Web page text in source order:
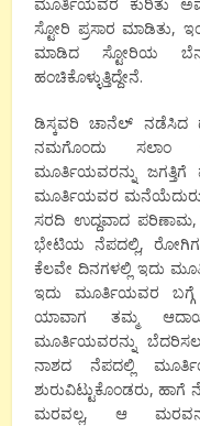
ಸ್ಟೋರಿ ಪ್ರಸಾರ ಮಾಡಿತು,
ಮಾಡಿದ ಸ್ಟೋರಿಯ
ಹಂಚಿಕೊಳ್ಳುತ್ತಿದ್ದೇನೆ.
ಡಿಸ್ಕವರಿ ಚಾನೆಲ್ ನಡೆಸಿದ
ನಮಗೊಂದು ಸಲಾಂ
ಮೂರ್ತಿಯವರನ್ನು
ಮೂರ್ತಿಯವರ ಮನೆಯೆದುರು
ಸರದಿ ಉದ್ದವಾದ ಪರಿಣಾಮ,
ಭೇಟಿಯ ನೆಪದಲ್ಲಿ,
ಕೆಲವೇ ದಿನಗಳಲ್ಲಿ ಇದು
ಇದು ಮೂರ್ತಿಯವರ ಬಗ್ಗೆ
ಯಾವಾಗ ತಮ್ಮ
ಮೂರ್ತಿಯವರನ್ನು
ನಾಶದ ನೆಪದಲ್ಲಿ
ಶುರುವಿಟ್ಟುಕೊಂಡರು,
ಮರವಲ್ಲ, ಆ